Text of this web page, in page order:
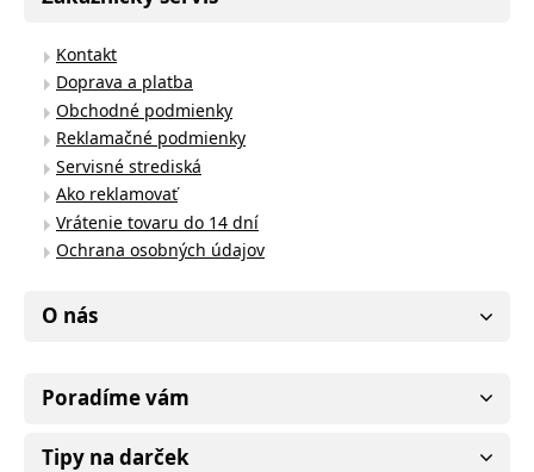
Kontakt
Doprava a platba
Obchodné podmienky
Reklamačné podmienky
Servisné strediská
Ako reklamovať
Vrátenie tovaru do 14 dní
Ochrana osobných údajov
O nás
Poradíme vám
Tipy na darček